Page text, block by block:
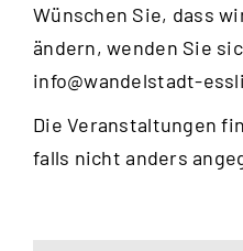
Wünschen Sie, dass
ändern, wenden Sie
info@wandelstadt-
Die Veranstaltungen
falls nicht anders